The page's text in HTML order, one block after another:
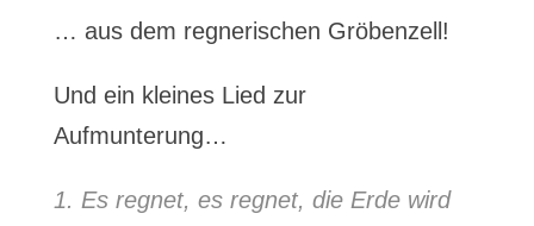
… aus dem regnerischen Gröbenzell!
Und ein kleines Lied zur
Aufmunterung…
1. Es regnet, es regnet, die Erde wird